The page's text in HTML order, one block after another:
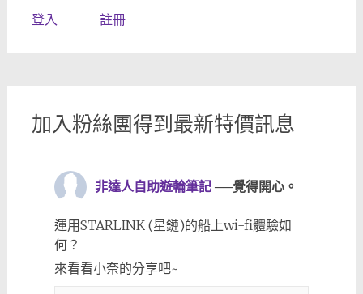
登入 註冊
加入粉絲團得到最新特價訊息
非達人自助遊輪筆記 ──覺得開心。
運用STARLINK (星鏈)的船上wi-fi體驗如
何？
來看看小奈的分享吧~